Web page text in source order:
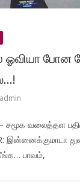
ஓவியா போன
admin
– சமூக வலைத்தள
இன்னைக்குமாடா
பாவம்,